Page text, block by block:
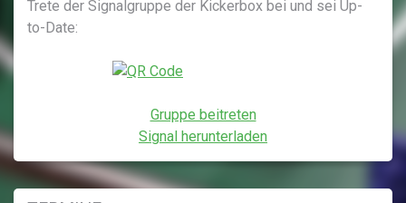
Trete der Signalgruppe der Kickerbox bei und sei Up-
to-Date:
Gruppe beitreten
Signal herunterladen